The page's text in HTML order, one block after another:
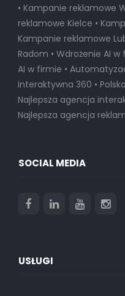
• Kampanie reklamowe
reklamowe Kielce •
Kampanie reklamowe
Radom • Wdrożenie AI
AI w firmie •
interaktywna 360 •
Najlepsza agencja
Najlepsza agencja
SOCIAL MEDIA
USŁUGI